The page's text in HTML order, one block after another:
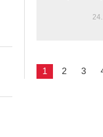
1 2 3